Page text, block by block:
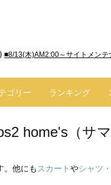
■8/13(木)AM2:00～サイトメン
ゴリー ランキング
home's（サ
。他にも スカートやシャツ